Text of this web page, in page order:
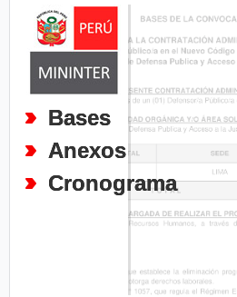
Bases
Anexos
Cronograma